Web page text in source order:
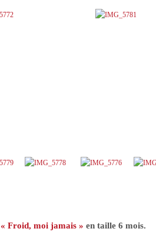
« Froid, moi jamais » en taille 6 mois.